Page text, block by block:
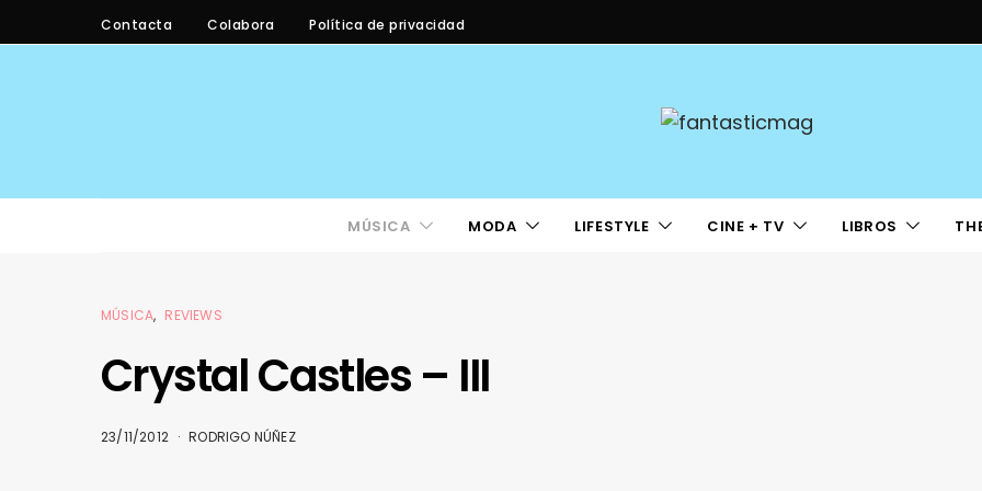
Contacta Colabora Política de privacidad
MÚSICA MODA LIFESTYLE CINE + TV LIBROS
MÚSICA REVIEWS
Crystal Castles – III
23/11/2012 RODRIGO NÚÑEZ